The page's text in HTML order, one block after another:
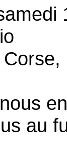
au